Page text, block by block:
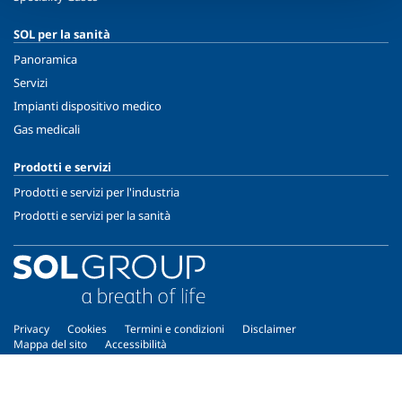
SOL per la sanità
Panoramica
Servizi
Impianti dispositivo medico
Gas medicali
Prodotti e servizi
Prodotti e servizi per l'industria
Prodotti e servizi per la sanità
Privacy Cookies Termini e condizioni
Disclaimer
Mappa del sito
Accessibilità